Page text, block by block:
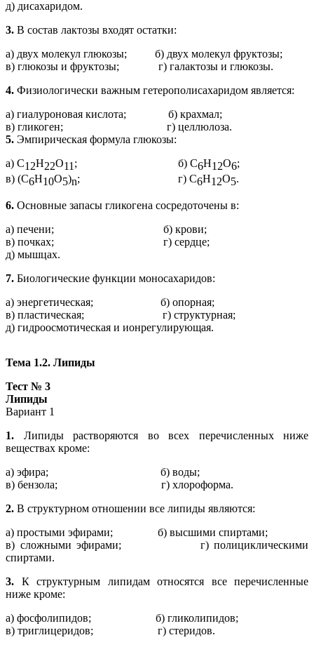
д) дисахаридом.
3. В состав лактозы входят остатки:
а) двух молекул глюкозы; б) двух молекул фруктозы;
в) глюкозы и фруктозы; г) галактозы и глюкозы.
4. Физиологически важным гетерополисахаридом является:
а) гиалуроновая кислота; б) крахмал;
в) гликоген; г) целлюлоза.
5. Эмпирическая формула глюкозы:
а) С12Н22О11 ; б) С6Н12О6;
в) (С6Н10О5)n; г) С6Н12О5.
6. Основные запасы гликогена сосредоточены в:
а) печени; б) крови;
в) почках; г) сердце;
д) мышцах.
7. Биологические функции моносахаридов:
а) энергетическая; б) опорная;
в) пластическая; г) структурная;
д) гидроосмотическая и ионрегулирующая.
Тема 1.2. Липиды
Тест № 3
Липиды
Вариант 1
1. Липиды растворяются во всех перечисленных ниже
веществах кроме:
а) эфира; б) воды;
в) бензола; г) хлороформа.
2. В структурном отношении все липиды являются:
а) простыми эфирами; б) высшими спиртами;
в) сложными эфирами; г) полициклическими
спиртами.
3. К структурным липидам относятся все перечисленные
ниже кроме:
а) фосфолипидов; б) гликолипидов;
в) триглицеридов; г) стеридов.